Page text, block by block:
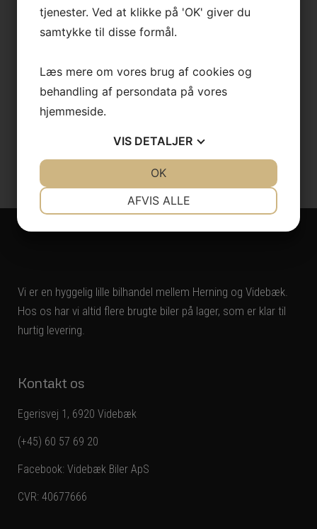
Du er altid velkommen til at kontakte Videbæk Biler ApS, hvis
du har spørgsmål, ønsker yderligere information eller har
interesse i én af vores biler. Vi hjælper gerne med gode råd
og vejledning.
KONTAKT OS
Vi er en hyggelig lille bilhandel mellem Herning og Videbæk.
Hos os har vi altid flere brugte biler på lager, som er klar til
hurtig levering.
Kontakt os
Egerisvej 1, 6920 Videbæk
(+45) 60 57 69 20
Facebook: Videbæk Biler ApS
CVR: 40677666
tjenester. Ved at klikke på 'OK' giver du
samtykke til disse formål.
Læs mere om vores brug af cookies og
behandling af persondata på vores
hjemmeside.
VIS DETALJER
AFVIS ALLE
OK